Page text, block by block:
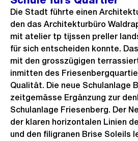
r
i
g
e
s
Die Stadt führte einen
den das Architekturbüro
mit atelier tp tijssen preller
für sich entscheiden konnte.
mit den grosszügigen
inmitten des
Qualität. Die neue Schulanlage
zeitgemässe Ergänzung zur
Schulanlage Friesenberg. Der
der klaren horizontalen Linien
und den filigranen Brise Soleils